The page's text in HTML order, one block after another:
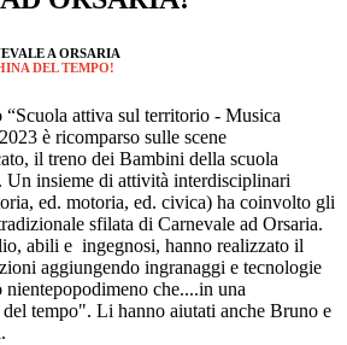
A ORSARIA
DEL TEMPO!
“Scuola attiva sul territorio - Musica
è ricomparso sulle scene
il treno dei Bambini della scuola
Un insieme di attività interdisciplinari
ed. motoria, ed. civica) ha coinvolto gli
sfilata di Carnevale ad Orsaria.
abili e ingegnosi, hanno realizzato il
aggiungendo ingranaggi e tecnologie
nientepopodimeno che....in una
tempo". Li hanno aiutati anche Bruno e